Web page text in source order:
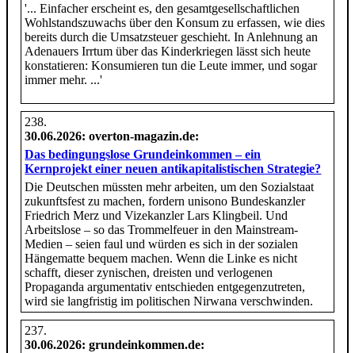
'... Einfacher erscheint es, den gesamtgesellschaftlichen
Wohlstandszuwachs über den Konsum zu erfassen, wie dies
bereits durch die Umsatzsteuer geschieht. In Anlehnung an
Adenauers Irrtum über das Kinderkriegen lässt sich heute
konstatieren: Konsumieren tun die Leute immer, und sogar
immer mehr. ...'
30.06.2026: overton-magazin.de:
Das bedingungslose Grundeinkommen – ein
Kernprojekt einer neuen antikapitalistischen Strategie?
Die Deutschen müssten mehr arbeiten, um den Sozialstaat
zukunftsfest zu machen, fordern unisono Bundeskanzler
Friedrich Merz und Vizekanzler Lars Klingbeil. Und
Arbeitslose – so das Trommelfeuer in den Mainstream-
Medien – seien faul und würden es sich in der sozialen
Hängematte bequem machen. Wenn die Linke es nicht
schafft, dieser zynischen, dreisten und verlogenen
Propaganda argumentativ entschieden entgegenzutreten,
wird sie langfristig im politischen Nirwana verschwinden.
30.06.2026: grundeinkommen.de: